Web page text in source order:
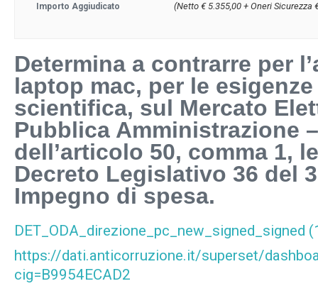
Importo Aggiudicato (Netto € 5.355,00 + Oneri Sicurezza
Determina a contrarre per
laptop mac, per le
scientifica, sul Mercato
Pubblica Amministrazione
dell’articolo 50, comma 1,
Decreto Legislativo 36 del
Impegno di spesa.
DET_ODA_direzione_pc_new_signed_signed
https://dati.anticorruzione.it/superset/
cig=B9954ECAD2